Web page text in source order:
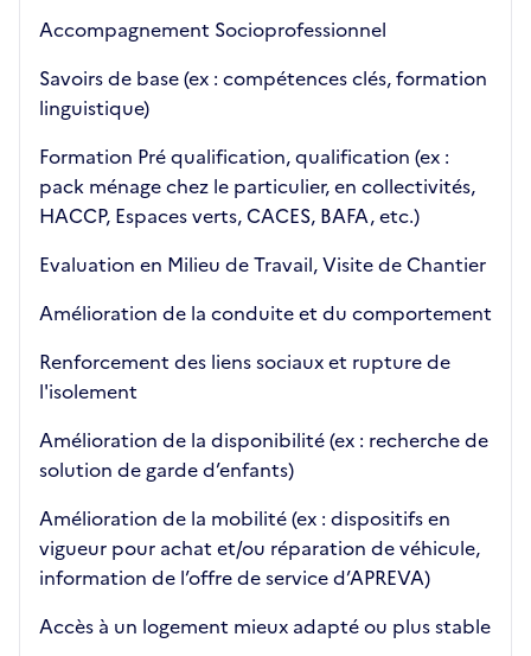
Accompagnement Socioprofessionnel
Savoirs de base (ex : compétences clés, formation
linguistique)
Formation Pré qualification, qualification (ex :
pack ménage chez le particulier, en collectivités,
HACCP, Espaces verts, CACES, BAFA, etc.)
Evaluation en Milieu de Travail, Visite de Chantier
Amélioration de la conduite et du comportement
Renforcement des liens sociaux et rupture de
l'isolement
Amélioration de la disponibilité (ex : recherche de
solution de garde d’enfants)
Amélioration de la mobilité (ex : dispositifs en
vigueur pour achat et/ou réparation de véhicule,
information de l’offre de service d’APREVA)
Accès à un logement mieux adapté ou plus stable